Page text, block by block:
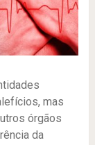
mas
órgãos
da